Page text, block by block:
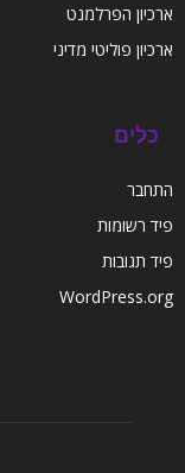
ארכיון הפרלמנט
ארכיון פוליטי מדיני
כלים
התחבר
פיד רשומות
פיד תגובות
WordPress.org